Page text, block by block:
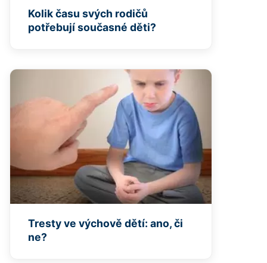
Kolik času svých rodičů
potřebují současné děti?
Tresty ve výchově dětí: ano, či
ne?